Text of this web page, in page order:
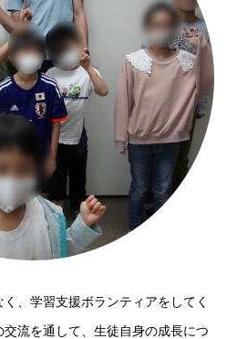
、学習支援ボランティアをしてく
流を通して、生徒自身の成長につ